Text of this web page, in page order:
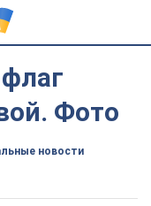
Фото
новости